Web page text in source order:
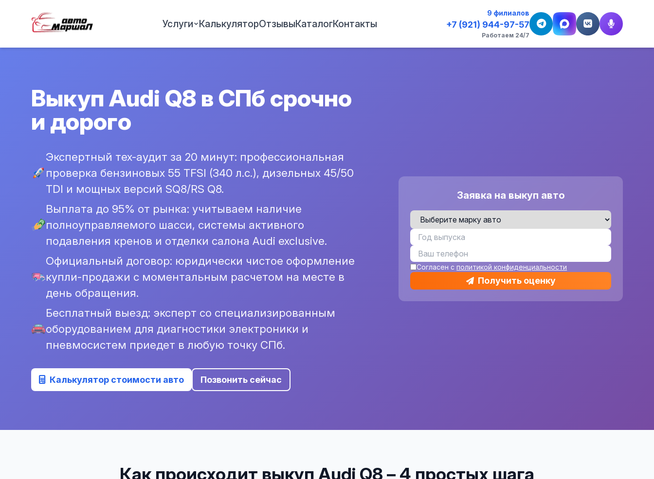
Услуги КалькуляторОтзывыКаталогКонтакты
9 филиалов
+7 (921) 944-97-57
Работаем 24/7
Выкуп Audi Q8 в СПб срочно
и дорого
Экспертный тех-аудит за 20 минут: профессиональная
проверка бензиновых 55 TFSI (340 л.с.), дизельных 45/50
TDI и мощных версий SQ8/RS Q8.
Выплата до 95% от рынка: учитываем наличие
полноуправляемого шасси, системы активного
подавления кренов и отделки салона Audi exclusive.
Официальный договор: юридически чистое оформление
купли-продажи с моментальным расчетом на месте в
день обращения.
Бесплатный выезд: эксперт со специализированным
оборудованием для диагностики электроники и
пневмосистем приедет в любую точку СПб.
Калькулятор стоимости авто Позвонить сейчас
Заявка на выкуп авто
Согласен сполитикой конфиденциальности
Получить оценку
Как происходит выкуп Audi Q8 – 4 простых шага